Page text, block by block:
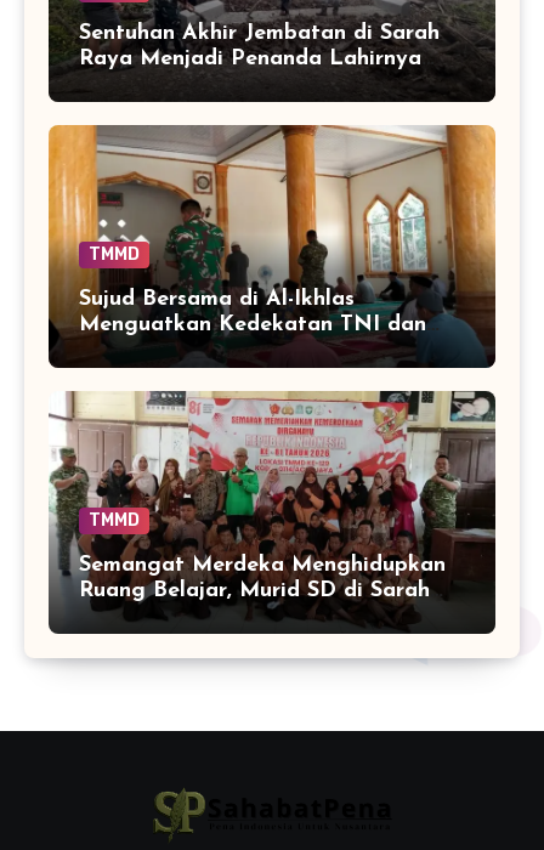
Sentuhan Akhir Jembatan di Sarah
Raya Menjadi Penanda Lahirnya
Akses Baru bagi Warga
TMMD
Sujud Bersama di Al-Ikhlas
Menguatkan Kedekatan TNI dan
Warga Sarah Raya
TMMD
Semangat Merdeka Menghidupkan
Ruang Belajar, Murid SD di Sarah
Raya Adu Cepat Tepat dalam
Rangking Satu